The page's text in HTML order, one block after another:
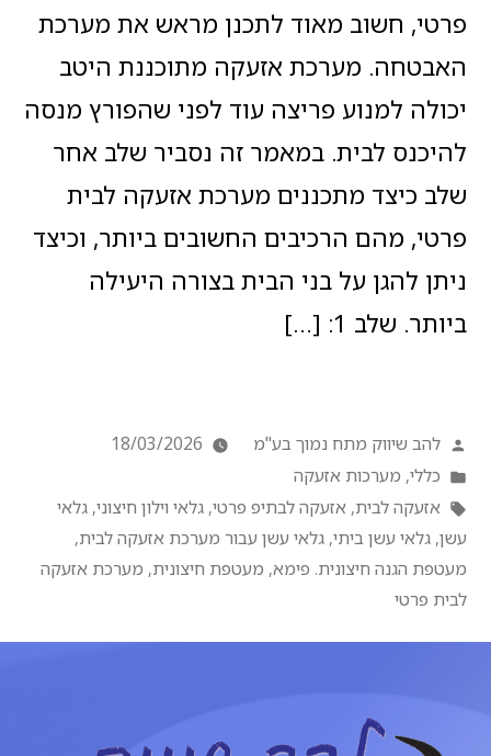
פרטי, חשוב מאוד לתכנן מראש את מערכת
האבטחה. מערכת אזעקה מתוכננת היטב
יכולה למנוע פריצה עוד לפני שהפורץ מנסה
להיכנס לבית. במאמר זה נסביר שלב אחר
שלב כיצד מתכננים מערכת אזעקה לבית
פרטי, מהם הרכיבים החשובים ביותר, וכיצד
ניתן להגן על בני הבית בצורה היעילה
ביותר. שלב 1: […]
להב שיווק מתח נמוך בע"מ
18/03/2026
כללי, מערכות אזעקה
אזעקה לבית, אזעקה לבתיפ פרטי, גלאי וילון חיצוני, גלאי
עשן, גלאי עשן ביתי, גלאי עשן עבור מערכת אזעקה לבית,
מעטפת הגנה חיצונית. פימא, מעטפת חיצונית, מערכת אזעקה
לבית פרטי